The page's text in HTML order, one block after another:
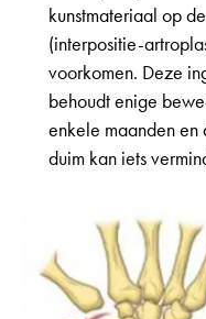
kunstmateriaal op
(interpositie-
voorkomen. Deze
behoudt enige
enkele maanden en
duim kan iets